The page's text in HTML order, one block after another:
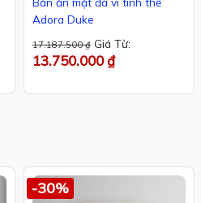
Adora Duke
17.187.500₫ Giá Từ:
13.750.000₫
-30%